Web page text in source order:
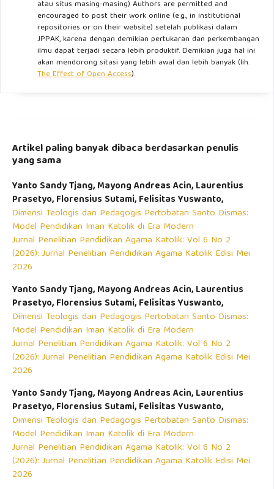
atau situs masing-masing) Authors are permitted and
encouraged to post their work online (e.g., in institutional
repositories or on their website) setelah publikasi dalam
JPPAK, karena dengan demikian pertukaran dan perkembangan
ilmu dapat terjadi secara lebih produktif. Demikian juga hal ini
akan mendorong sitasi yang lebih awal dan lebih banyak (lih.
The Effect of Open Access).
Artikel paling banyak dibaca berdasarkan penulis
yang sama
Yanto Sandy Tjang, Mayong Andreas Acin, Laurentius
Prasetyo, Florensius Sutami, Felisitas Yuswanto,
Dimensi Teologis dan Pedagogis Pertobatan Santo Dismas:
Model Pendidikan Iman Katolik di Era Modern
Jurnal Penelitian Pendidikan Agama Katolik: Vol 6 No 2
(2026): Jurnal Penelitian Pendidikan Agama Katolik Edisi Mei
2026
Yanto Sandy Tjang, Mayong Andreas Acin, Laurentius
Prasetyo, Florensius Sutami, Felisitas Yuswanto,
Dimensi Teologis dan Pedagogis Pertobatan Santo Dismas:
Model Pendidikan Iman Katolik di Era Modern
Jurnal Penelitian Pendidikan Agama Katolik: Vol 6 No 2
(2026): Jurnal Penelitian Pendidikan Agama Katolik Edisi Mei
2026
Yanto Sandy Tjang, Mayong Andreas Acin, Laurentius
Prasetyo, Florensius Sutami, Felisitas Yuswanto,
Dimensi Teologis dan Pedagogis Pertobatan Santo Dismas:
Model Pendidikan Iman Katolik di Era Modern
Jurnal Penelitian Pendidikan Agama Katolik: Vol 6 No 2
(2026): Jurnal Penelitian Pendidikan Agama Katolik Edisi Mei
2026